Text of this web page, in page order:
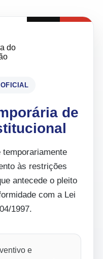
de
às restrições
antecede o pleito
com a Lei
1997.
e